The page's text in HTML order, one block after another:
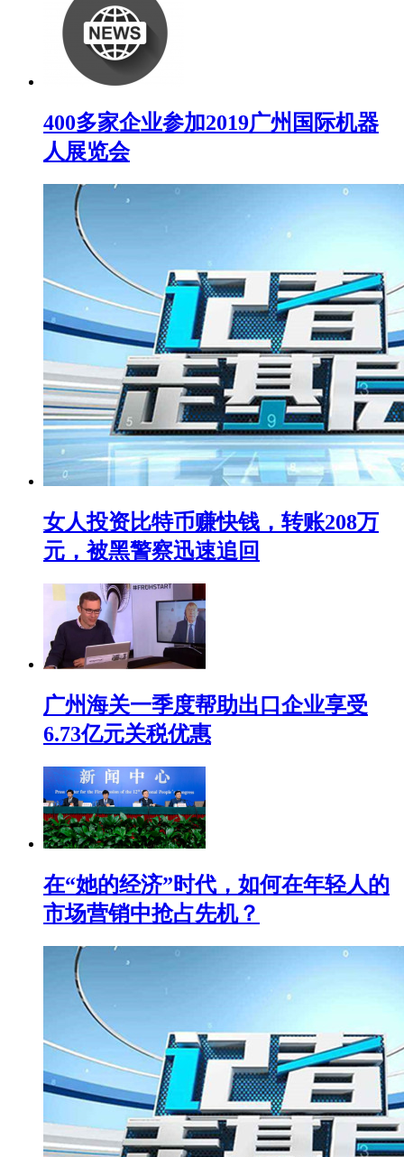
400多家企业参加2019广州国际机器
人展览会
女人投资比特币赚快钱，转账208万
元，被黑警察迅速追回
广州海关一季度帮助出口企业享受
6.73亿元关税优惠
在“她的经济”时代，如何在年轻人的
市场营销中抢占先机？